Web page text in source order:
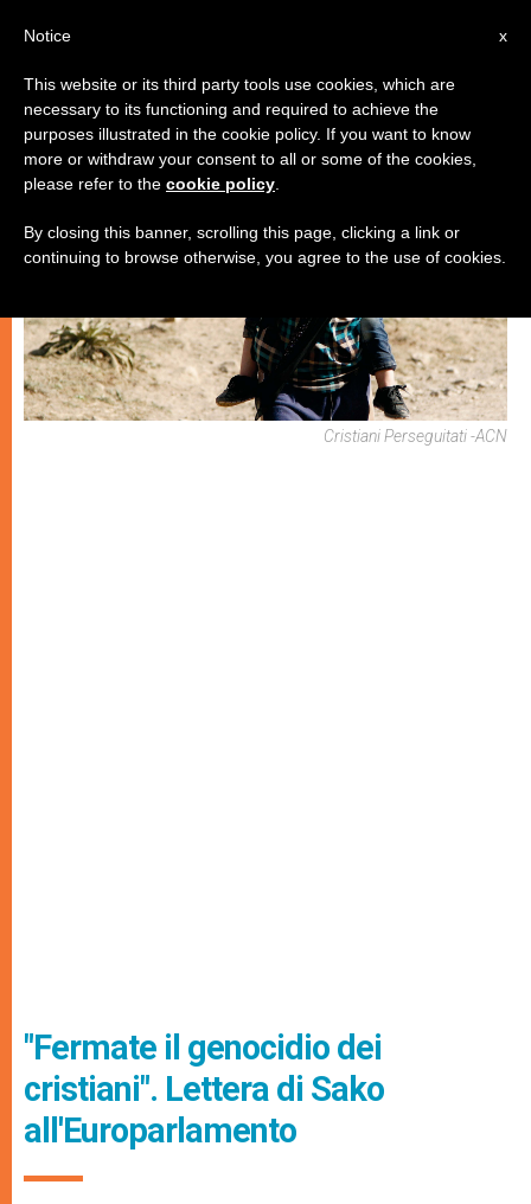
CHIESE LOCALI
Cristiani Perseguitati -ACN
"Fermate il genocidio dei
cristiani". Lettera di Sako
all'Europarlamento
x
Notice
This website or its third party tools use cookies, which are
necessary to its functioning and required to achieve the
purposes illustrated in the cookie policy. If you want to know
more or withdraw your consent to all or some of the cookies,
please refer to the cookie policy
By closing this banner, scrolling this page, clicking a link or
continuing to browse otherwise, you agree to the use of cookies.